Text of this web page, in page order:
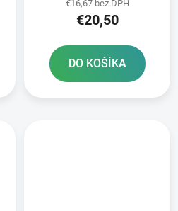
technológia 113x70x105
A-TECH aktivovaná z
€16,67 bez DPH
€20,50
DO KOŠÍKA